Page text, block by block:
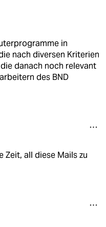
in
nach diversen Kriterien
danach noch relevant
des BND
Zeit, all diese Mails zu